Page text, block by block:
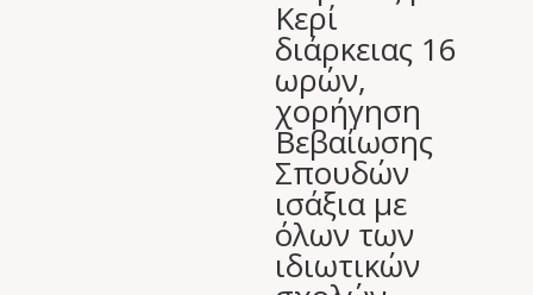
Κερί
διάρκειας 16
ωρών,
χορήγηση
Βεβαίωσης
Σπουδών
ισάξια με
όλων των
ιδιωτικών